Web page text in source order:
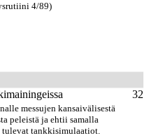
4/89)
32
messujen kansaivälisestä
peleistä ja ehtii samalla
tulevat tankkisimulaatiot.